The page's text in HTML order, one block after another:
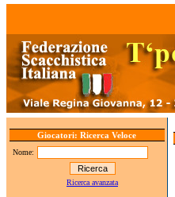
Giocatori: Ricerca Veloce
Nome:
Ricerca avanzata